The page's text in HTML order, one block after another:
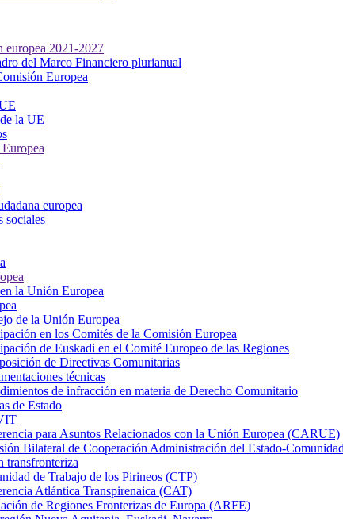
europea 2021-2027
del Marco Financiero plurianual
Europea
la UE
europea
sociales
la Unión Europea
de la Unión Europea
en los Comités de la Comisión Europea
de Euskadi en el Comité Europeo de las Regiones
de Directivas Comunitarias
técnicas
de infracción en materia de Derecho Comunitario
de Estado
para Asuntos Relacionados con la Unión Europea (CARUE)
Bilateral de Cooperación Administración del Estado-
transfronteriza
de Trabajo de los Pirineos (CTP)
Atlántica Transpirenaica (CAT)
de Regiones Fronterizas de Europa (ARFE)